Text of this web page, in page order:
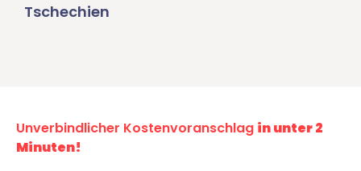
Tschechien
Unverbindlicher Kostenvoranschlag in unter 2
Minuten!